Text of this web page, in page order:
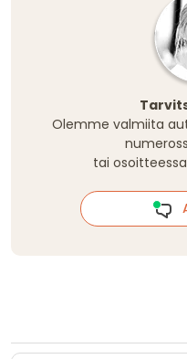
Olemme valmiita
tai osoitteessa